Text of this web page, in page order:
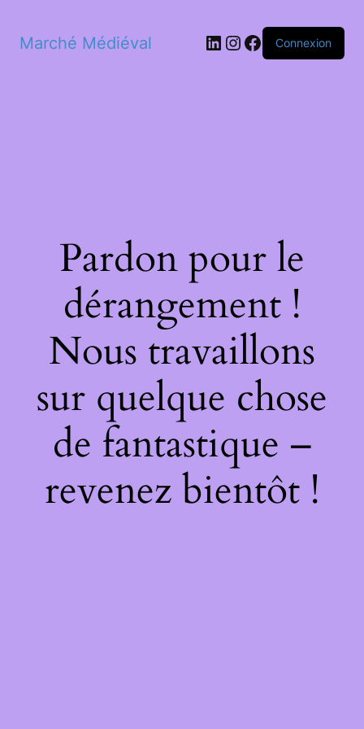
Marché Médiéval LinkedIn
Instagram
Facebook
Connexion
Pardon pour le
dérangement !
Nous travaillons
sur quelque chose
de fantastique –
revenez bientôt !